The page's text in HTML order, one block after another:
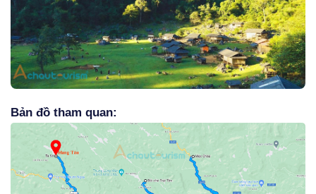
Bản đồ tham quan: